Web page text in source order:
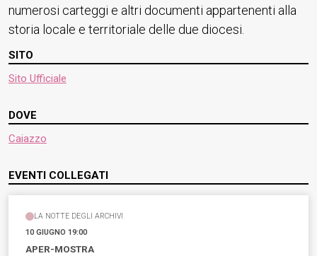
SITO
Sito Ufficiale
DOVE
Caiazzo
EVENTI COLLEGATI
LA NOTTE DEGLI ARCHIVI
10 GIUGNO 19:00
APER-MOSTRA
numerosi carteggi e altri documenti appartenenti alla
storia locale e territoriale delle due diocesi.